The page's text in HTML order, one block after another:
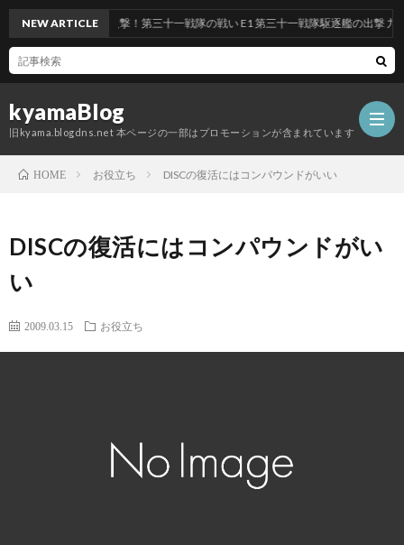
kyamaBlog
旧kyama.blogdns.net 本ページの一部はプロモーションが含まれています
NEW ARTICLE
ト 前段作戦：反撃！第三十一戦隊の戦い E1 第三十一戦隊駆逐艦の出撃 九州沖/南
HOME お役立ち DISCの復活にはコンパウンドがいい
DISCの復活にはコンパウンドがい
い
2009.03.15 お役立ち